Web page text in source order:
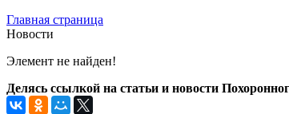
Главная страница
Новости
Элемент не найден!
Делясь ссылкой на статьи и новости